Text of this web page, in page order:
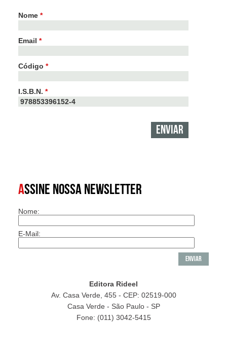
Nome *
Email *
Código *
I.S.B.N. *
ASSINE NOSSA NEWSLETTER
Nome:
E-Mail:
Editora Rideel
Av. Casa Verde, 455 - CEP: 02519-000
Casa Verde - São Paulo - SP
Fone: (011) 3042-5415